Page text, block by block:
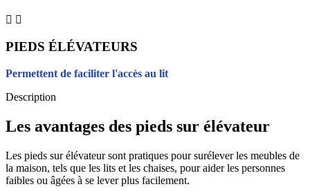
 
PIEDS ÉLÉVATEURS
Permettent de faciliter l'accès au lit
Description
Les avantages des pieds sur élévateur
Les pieds sur élévateur sont pratiques pour surélever les meubles de
la maison, tels que les lits et les chaises, pour aider les personnes
faibles ou âgées à se lever plus facilement.